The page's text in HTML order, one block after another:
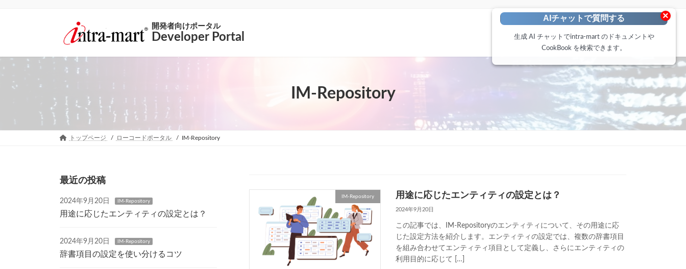
AIチャットで質問する
生成 AI チャットでintra-mart のドキュメントや
CookBook を検索できます。
×
開発者向けポータル
Developer Portal
IM-Repository
トップページ ローコードポータル IM-Repository
IM-Repository 用途に応じたエンティティの設定とは？
2024年9月20日
この記事では、IM-Repositoryのエンティティについて、その用途に応
じた設定方法を紹介します。エンティティの設定では、複数の辞書項目
を組み合わせてエンティティ項目として定義し、さらにエンティティの
利用目的に応じて […]
最近の投稿
2024年9月20日 IM-Repository
用途に応じたエンティティの設定とは？
2024年9月20日 IM-Repository
辞書項目の設定を使い分けるコツ